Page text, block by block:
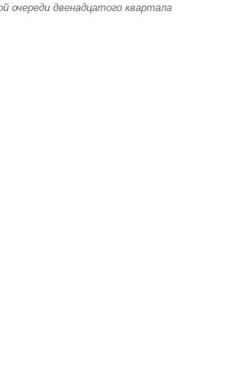
очереди двенадцатого квартала